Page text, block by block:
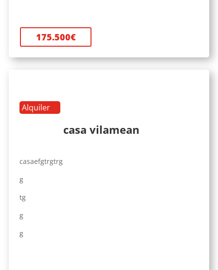
175.500€
Alquiler
casa vilamean
casaefgtrgtrg
g
tg
g
g